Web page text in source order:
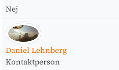
Nej
Daniel Lehnberg
Kontaktperson